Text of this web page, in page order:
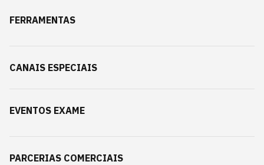
FERRAMENTAS
CANAIS ESPECIAIS
EVENTOS EXAME
PARCERIAS COMERCIAIS